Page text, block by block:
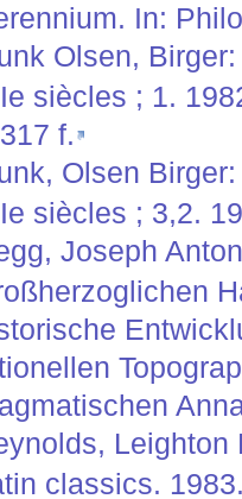
In:
Olsen,
siècles ; 1.
f.
Olsen
siècles ; 3,2.
Joseph
Leighton
classics.